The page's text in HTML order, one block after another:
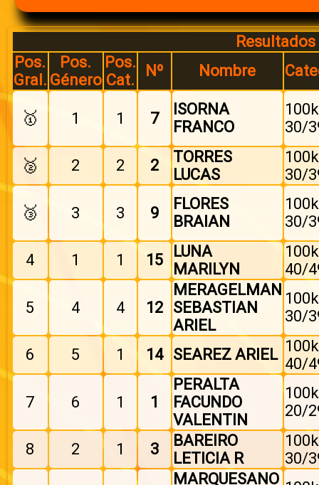
Pos.
Gral.
Pos.
Género
Pos.
Cat.
Nº Nombre
🥇 1 1 7
ISORNA
FRANCO
100k
30/
🥈 2 2 2
TORRES
LUCAS
100k
30/
🥉 3 3 9
FLORES
BRAIAN
100k
30/
4 1 1 15
LUNA
MARILYN
100k
40/
5 4 4 12
MERAGELMAN
SEBASTIAN
ARIEL
100k
30/
6 5 1 14 SEAREZ ARIEL 100k
40/
7 6 1 1
PERALTA
FACUNDO
VALENTIN
100k
20/
8 2 1 3
BAREIRO
LETICIA R
100k
30/
MARQUESANO